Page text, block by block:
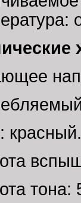
тона: